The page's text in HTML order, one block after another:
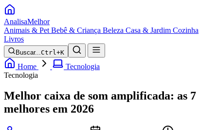
AnalisaMelhor
Animais & Pet Bebê & Criança Beleza Casa & Jardim Cozinha
Livros
Buscar...Ctrl+K
Home
Tecnologia
Tecnologia
Melhor caixa de som amplificada: as 7
melhores em 2026